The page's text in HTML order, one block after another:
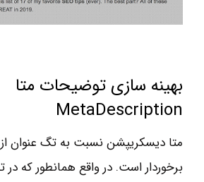
بهینه سازی توضیحات متا
MetaDescription
متا دیسکریپشن نسبت به تگ عنوان
برخوردار است. در واقع همانطور که در